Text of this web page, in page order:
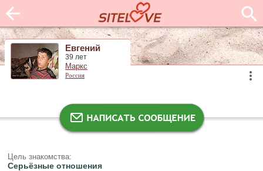
Евгений
39 лет
Маркс
Россия
Цель знакомства:
Серьёзные отношения